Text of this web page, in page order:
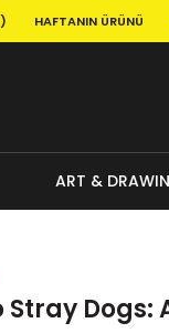
HAFTANIN ÜRÜNÜ
ART &
Stray Dogs: